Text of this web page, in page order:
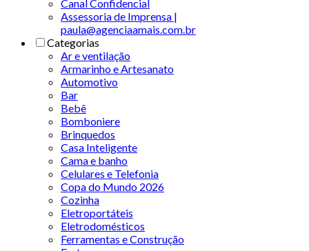
Canal Confidencial
Assessoria de Imprensa |
paula@agenciaamais.com.br
Categorias
Ar e ventilação
Armarinho e Artesanato
Automotivo
Bar
Bebê
Bomboniere
Brinquedos
Casa Inteligente
Cama e banho
Celulares e Telefonia
Copa do Mundo 2026
Cozinha
Eletroportáteis
Eletrodomésticos
Ferramentas e Construção